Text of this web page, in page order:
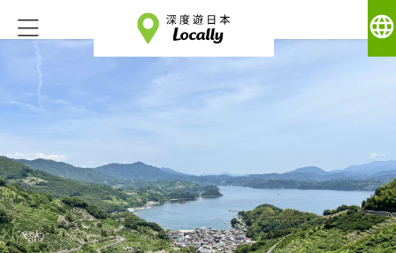
language